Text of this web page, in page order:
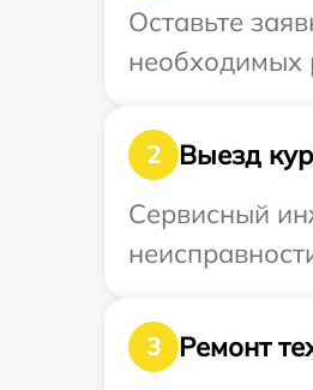
Оставьте
необходимых
2
Выезд
Сервисный
3
Ремонт